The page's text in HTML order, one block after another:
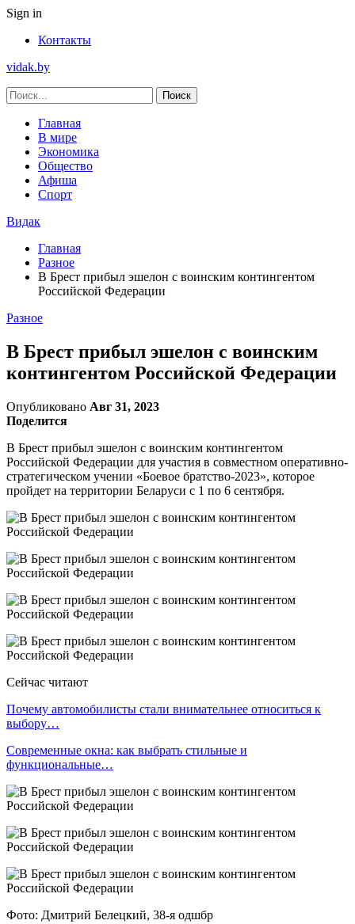
Sign in
Контакты
vidak.by
Главная
В мире
Экономика
Общество
Афиша
Спорт
Видак
Главная
Разное
В Брест прибыл эшелон с воинским контингентом
Российской Федерации
Разное
В Брест прибыл эшелон с воинским
контингентом Российской Федерации
Опубликовано Авг 31, 2023
Поделится
В Брест прибыл эшелон с воинским контингентом
Российской Федерации для участия в совместном оперативно-
стратегическом учении «Боевое братство-2023», которое
пройдет на территории Беларуси с 1 по 6 сентября.
Сейчас читают
Почему автомобилисты стали внимательнее относиться к
выбору…
Современные окна: как выбрать стильные и
функциональные…
Фото: Дмитрий Белецкий, 38-я одшбр